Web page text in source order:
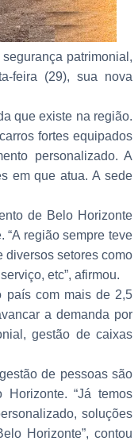
patrimonial,
feira (29), sua nova
que existe na região.
fortes equipados
personalizado. A
em que atua. A sede
de Belo Horizonte
“A região sempre teve
diversos setores como
etc”, afirmou.
país com mais de 2,5
a demanda por
gestão de caixas
de pessoas são
“Já temos
soluções
Horizonte”, contou